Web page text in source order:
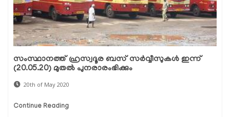
സംസ്ഥാനത്ത് ഹ്രസ്വദൂര ബസ് സര്‍വ്വീസുകള്‍ ഇന്ന്
(20.05.20) മുതല്‍ പുനരാരംഭിക്കും
20th of May 2020
Continue Reading